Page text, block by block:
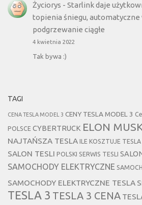
Życiorys - Starlink daje
topienia śniegu,
podgrzewanie ciągłe
4 kwietnia 2022
Tak bywa :)
TAGI
CENA TESLA MODEL 3 CENY TESLA MODEL 3
POLSCE CYBERTRUCK ELON
NAJTAŃSZA TESLA ILE KOSZTUJE
SALON TESLI POLSKI SERWIS TESLI
SAMOCHODY ELEKTRYCZNE
SAMOCHODY ELEKTRYCZNE TESLA
TESLA 3 TESLA 3 CENA